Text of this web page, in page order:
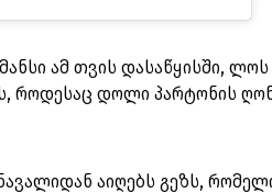
ამ თვის დასაწყისში,
დოლი პარტონის
აიღებს გეზს,